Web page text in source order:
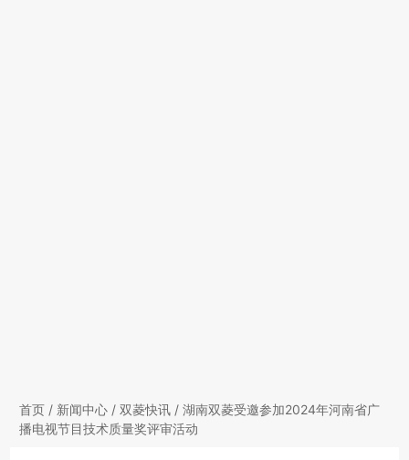
首页/ 新闻中心/ 双菱快讯/ 湖南双菱受邀参加2024年河南省广
播电视节目技术质量奖评审活动